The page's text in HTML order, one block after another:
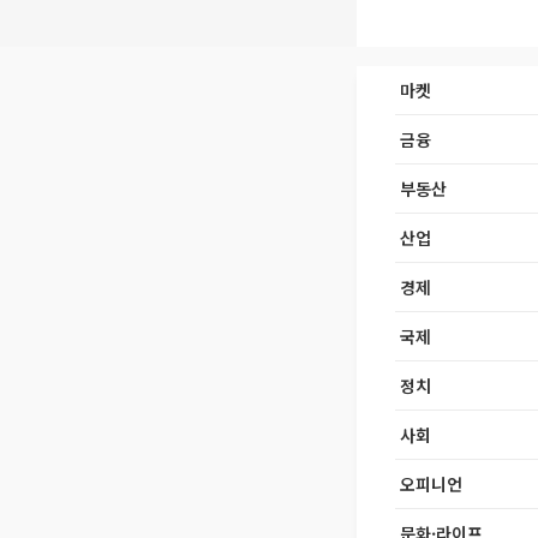
마켓
금융
부동산
산업
경제
국제
정치
사회
오피니언
문화·라이프